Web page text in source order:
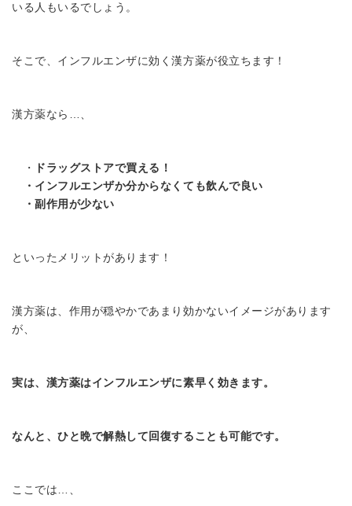
いる人もいるでしょう。
そこで、インフルエンザに効く漢方薬が役立ちます！
漢方薬なら…、
・
ドラッグストアで買える！
・インフルエンザか分からなくても飲んで良い
・副作用が少ない
といったメリットがあります！
漢方薬は、作用が穏やかであまり効かないイメージがあります
が、
実は、漢方薬はインフルエンザに素早く効きます。
なんと、ひと晩で解熱して回復することも可能です。
ここでは…、